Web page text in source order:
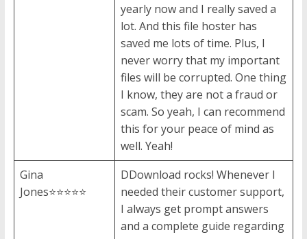
yearly now and I really saved a
lot. And this file hoster has
saved me lots of time. Plus, I
never worry that my important
files will be corrupted. One thing
I know, they are not a fraud or
scam. So yeah, I can recommend
this for your peace of mind as
well. Yeah!
Gina
Jones⭐⭐⭐⭐⭐
DDownload rocks! Whenever I
needed their customer support,
I always get prompt answers
and a complete guide regarding